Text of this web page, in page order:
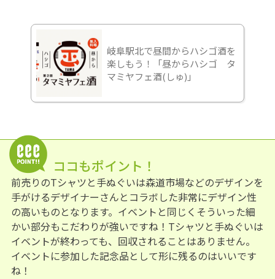
岐阜駅北で昼間からハシゴ酒を
楽しもう！「昼からハシゴ タ
マミヤフェ酒(しゅ)」
ココもポイント！
前売りのTシャツと手ぬぐいは森道市場などのデザインを
手がけるデザイナーさんとコラボした非常にデザイン性
の高いものとなります。イベントと同じくそういった細
かい部分もこだわりが強いですね！Tシャツと手ぬぐいは
イベントが終わっても、回収されることはありません。
イベントに参加した記念品として形に残るのはいいです
ね！